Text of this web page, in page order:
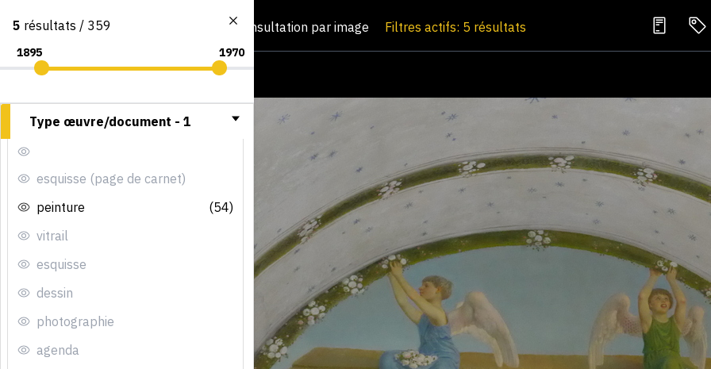
Consultation par image Filtres actifs: 5 résultats
5 résultats / 359
Type œuvre/document - 1
esquisse (page de carnet)
peinture
(54)
vitrail
esquisse
dessin
photographie
agenda